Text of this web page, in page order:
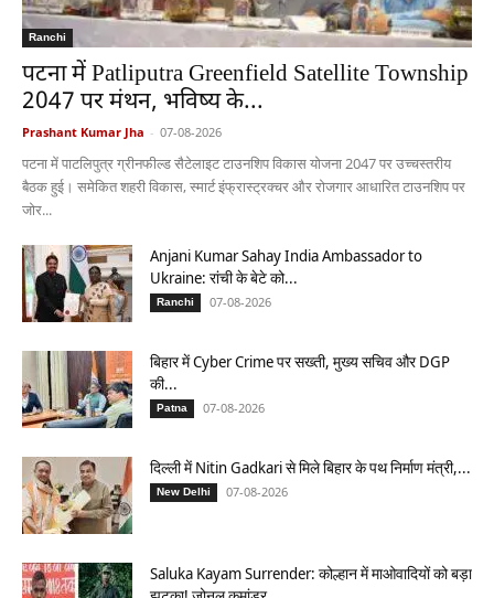
Ranchi
पटना में Patliputra Greenfield Satellite Township
2047 पर मंथन, भविष्य के...
Prashant Kumar Jha - 07-08-2026
पटना में पाटलिपुत्र ग्रीनफील्ड सैटेलाइट टाउनशिप विकास योजना 2047 पर उच्चस्तरीय
बैठक हुई। समेकित शहरी विकास, स्मार्ट इंफ्रास्ट्रक्चर और रोजगार आधारित टाउनशिप पर
जोर...
Anjani Kumar Sahay India Ambassador to
Ukraine: रांची के बेटे को...
Ranchi 07-08-2026
बिहार में Cyber Crime पर सख्ती, मुख्य सचिव और DGP
की...
Patna 07-08-2026
दिल्ली में Nitin Gadkari से मिले बिहार के पथ निर्माण मंत्री,...
New Delhi 07-08-2026
Saluka Kayam Surrender: कोल्हान में माओवादियों को बड़ा